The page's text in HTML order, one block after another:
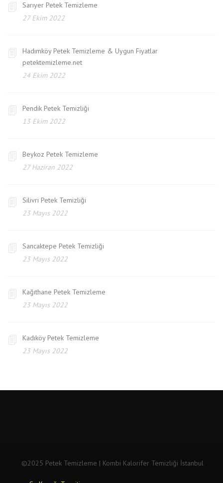
Sarıyer Petek Temizleme
27 Ekim 2022
Hadımköy Petek Temizleme & Uygun Fiyatlar
petektemizleme.net
24 Ekim 2022
Pendik Petek Temizliği
13 Ekim 2022
Beykoz Petek Temizleme
27 Haziran 2022
Silivri Petek Temizliği
23 Mayıs 2022
Sancaktepe Petek Temizliği
23 Mayıs 2022
Kağıthane Petek Temizleme
23 Mayıs 2022
Kadıköy Petek Temizleme
23 Mayıs 2022
©2025 Petek Temizleme | Kombi Kalorifer Temizliği İstanbul